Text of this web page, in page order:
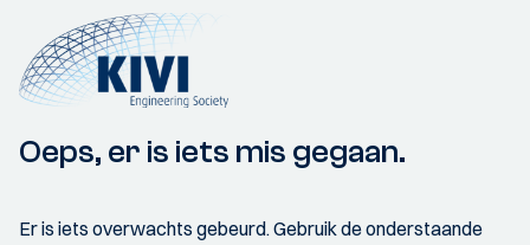
Oeps, er is iets mis gegaan.
Er is iets overwachts gebeurd. Gebruik de onderstaande